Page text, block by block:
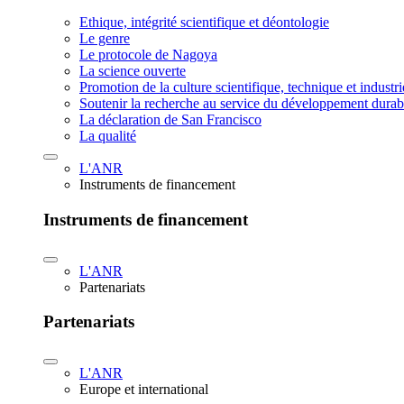
Ethique, intégrité scientifique et déontologie
Le genre
Le protocole de Nagoya
La science ouverte
Promotion de la culture scientifique, technique et
Soutenir la recherche au service du développement
La déclaration de San Francisco
La qualité
L'ANR
Instruments de financement
Instruments de financement
L'ANR
Partenariats
Partenariats
L'ANR
Europe et international